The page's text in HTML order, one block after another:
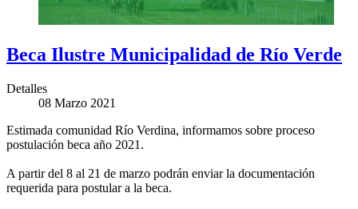
Beca Ilustre Municipalidad de Río Verde
Detalles
08 Marzo 2021
Estimada comunidad Río Verdina, informamos sobre proceso
postulación beca año 2021.
A partir del 8 al 21 de marzo podrán enviar la documentación
requerida para postular a la beca.